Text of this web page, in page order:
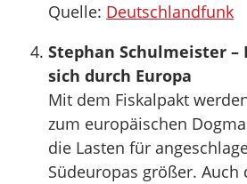
Quelle: Deutschlandfunk
Stephan Schulmeister –
sich durch Europa
Mit dem Fiskalpakt
zum europäischen
die Lasten für
Südeuropas größer. Auch